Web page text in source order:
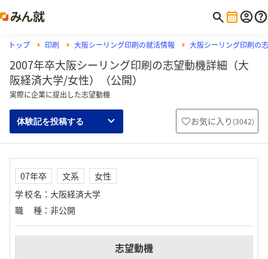
トップ 印刷 大阪シーリング印刷の就活情報 大阪シーリング印刷の
2007年卒大阪シーリング印刷の志望動機詳細（大
阪経済大学/女性）（公開）
実際に企業に提出した志望動機
体験記を投稿する お気に入り (3042)
07年卒 文系
女性
学校名 ： 大阪経済大学
職種 ： 非公開
志望動機